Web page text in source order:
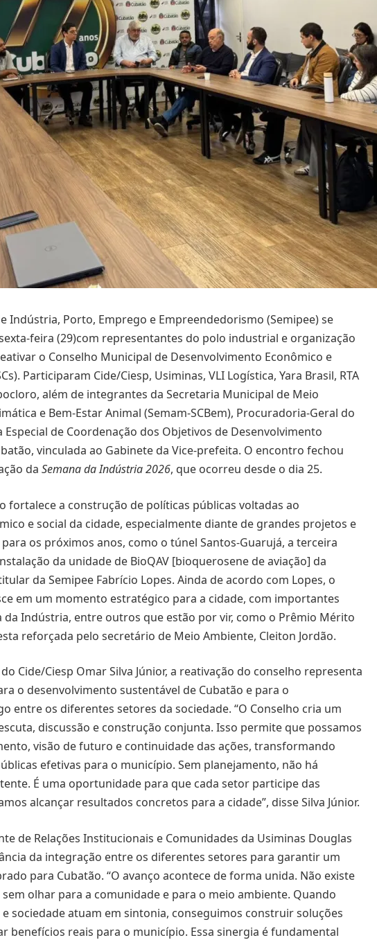
Indústria, Porto, Emprego e Empreendedorismo (Semipee) se
feira (29)com representantes do polo industrial e organização
o Conselho Municipal de Desenvolvimento Econômico e
Participaram Cide/Ciesp, Usiminas, VLI Logística, Yara Brasil, RTA
além de integrantes da Secretaria Municipal de Meio
e Bem-Estar Animal (Semam-SCBem), Procuradoria-Geral do
Especial de Coordenação dos Objetivos de Desenvolvimento
vinculada ao Gabinete da Vice-prefeita. O encontro fechou
daSemana da Indústria 2026, que ocorreu desde o dia 25.
fortalece a construção de políticas públicas voltadas ao
e social da cidade, especialmente diante de grandes projetos e
os próximos anos, como o túnel Santos-Guarujá, a terceira
da unidade de BioQAV [bioquerosene de aviação] da
da Semipee Fabrício Lopes. Ainda de acordo com Lopes, o
em um momento estratégico para a cidade, com importantes
da Indústria, entre outros que estão por vir, como o Prêmio Mérito
reforçada pelo secretário de Meio Ambiente, Cleiton Jordão.
Cide/Ciesp Omar Silva Júnior, a reativação do conselho representa
o desenvolvimento sustentável de Cubatão e para o
entre os diferentes setores da sociedade. “O Conselho cria um
discussão e construção conjunta. Isso permite que possamos
visão de futuro e continuidade das ações, transformando
efetivas para o município. Sem planejamento, não há
É uma oportunidade para que cada setor participe das
alcançar resultados concretos para a cidade”, disse Silva Júnior.
de Relações Institucionais e Comunidades da Usiminas Douglas
da integração entre os diferentes setores para garantir um
para Cubatão. “O avanço acontece de forma unida. Não existe
olhar para a comunidade e para o meio ambiente. Quando
sociedade atuam em sintonia, conseguimos construir soluções
benefícios reais para o município. Essa sinergia é fundamental